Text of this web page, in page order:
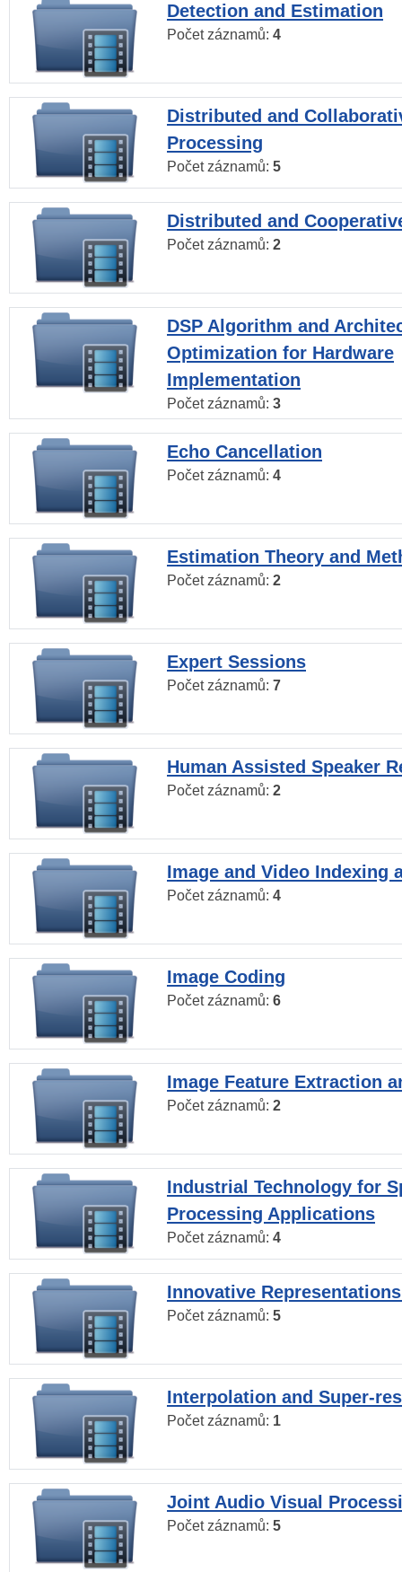
Detection and Estimation
Počet záznamů: 4
Distributed and
Processing
Počet záznamů: 5
Distributed and
Počet záznamů: 2
DSP Algorithm and
Optimization for Hardware
Implementation
Počet záznamů: 3
Echo Cancellation
Počet záznamů: 4
Estimation Theory and
Počet záznamů: 2
Expert Sessions
Počet záznamů: 7
Human Assisted Speaker
Počet záznamů: 2
Image and Video Indexing
Počet záznamů: 4
Image Coding
Počet záznamů: 6
Image Feature Extraction
Počet záznamů: 2
Industrial Technology for
Processing Applications
Počet záznamů: 4
Innovative
Počet záznamů: 5
Interpolation and Super-
Počet záznamů: 1
Joint Audio Visual
Počet záznamů: 5